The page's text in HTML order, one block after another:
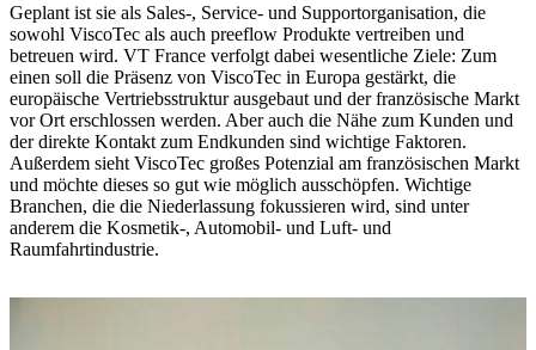
Geplant ist sie als Sales-, Service- und Supportorganisation, die
sowohl ViscoTec als auch preeflow Produkte vertreiben und
betreuen wird. VT France verfolgt dabei wesentliche Ziele: Zum
einen soll die Präsenz von ViscoTec in Europa gestärkt, die
europäische Vertriebsstruktur ausgebaut und der französische Markt
vor Ort erschlossen werden. Aber auch die Nähe zum Kunden und
der direkte Kontakt zum Endkunden sind wichtige Faktoren.
Außerdem sieht ViscoTec großes Potenzial am französischen Markt
und möchte dieses so gut wie möglich ausschöpfen. Wichtige
Branchen, die die Niederlassung fokussieren wird, sind unter
anderem die Kosmetik-, Automobil- und Luft- und
Raumfahrtindustrie.